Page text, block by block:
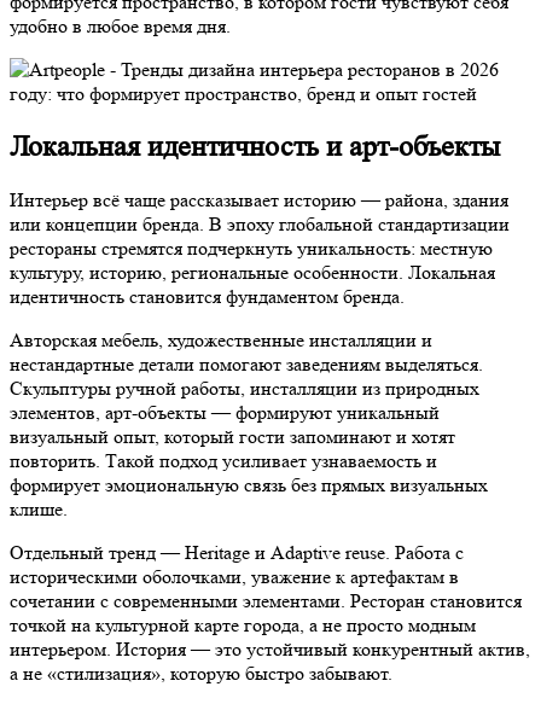
удобно в любое время дня.
Локальная идентичность и арт-объекты
Интерьер всё чаще рассказывает историю — района, здания
или концепции бренда. В эпоху глобальной стандартизации
рестораны стремятся подчеркнуть уникальность: местную
культуру, историю, региональные особенности. Локальная
идентичность становится фундаментом бренда.
Авторская мебель, художественные инсталляции и
нестандартные детали помогают заведениям выделяться.
Скульптуры ручной работы, инсталляции из природных
элементов, арт-объекты — формируют уникальный
визуальный опыт, который гости запоминают и хотят
повторить. Такой подход усиливает узнаваемость и
формирует эмоциональную связь без прямых визуальных
клише.
Отдельный тренд — Heritage и Adaptive reuse. Работа с
историческими оболочками, уважение к артефактам в
сочетании с современными элементами. Ресторан становится
точкой на культурной карте города, а не просто модным
интерьером. История — это устойчивый конкурентный актив,
а не «стилизация», которую быстро забывают.